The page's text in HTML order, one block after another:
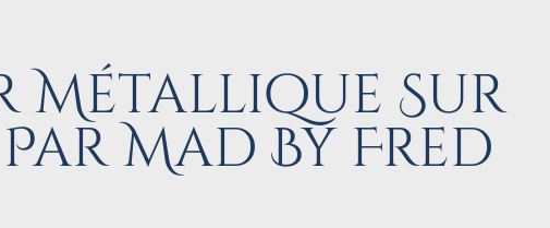
Métallique Sur
Mad By Fred